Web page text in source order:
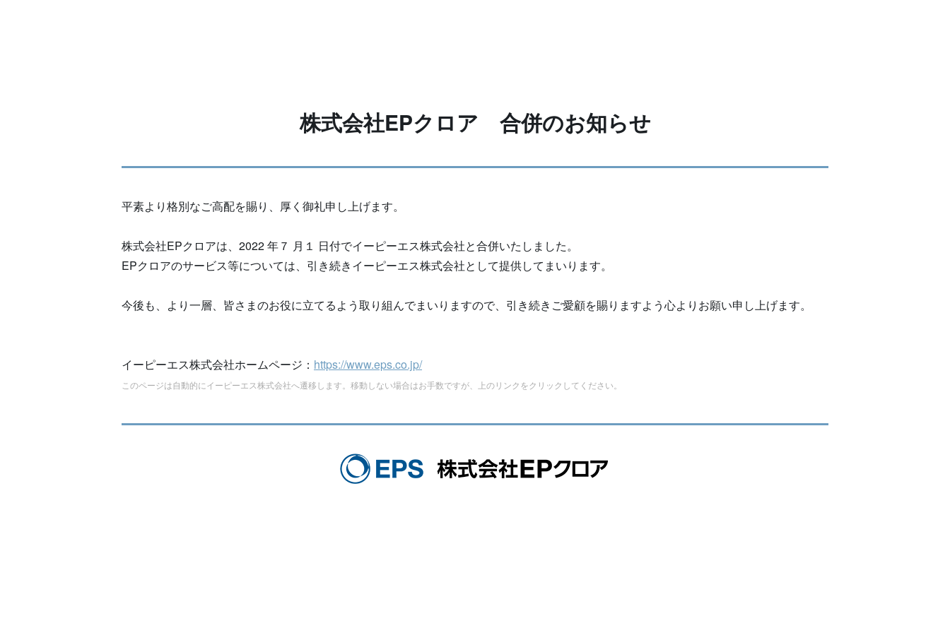
株式会社EPクロア 合併のお知らせ
平素より格別なご高配を賜り、厚く御礼申し上げます。
株式会社EPクロアは、2022 年７ ⽉１ ⽇付でイーピーエス株式会社と合併いたしました。
EPクロアのサービス等については、引き続きイーピーエス株式会社として提供してまいります。
今後も、より一層、皆さまのお役に立てるよう取り組んでまいりますので、引き続きご愛顧を賜りますよう心よりお願い申し上げます。
イーピーエス株式会社ホームページ： https://www.eps.co.jp/
このページは自動的にイーピーエス株式会社へ遷移します。移動しない場合はお手数ですが、上のリンクをクリックしてください。